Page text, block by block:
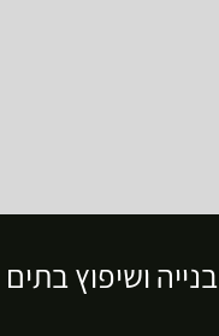
בנייה ושיפוץ